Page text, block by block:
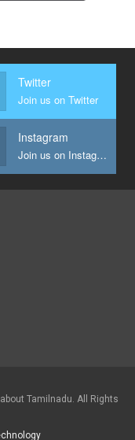
Twitter
Join us on Twitter
Instagram
Join us on Instagram
Tamilnadu. All Rights